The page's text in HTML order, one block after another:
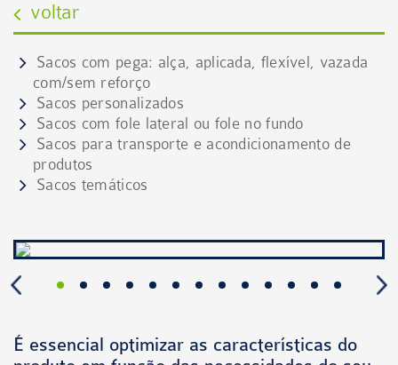
voltar
Sacos com pega: alça, aplicada, flexível, vazada
com/sem reforço
Sacos personalizados
Sacos com fole lateral ou fole no fundo
Sacos para transporte e acondicionamento de
produtos
Sacos temáticos
É essencial optimizar as características do